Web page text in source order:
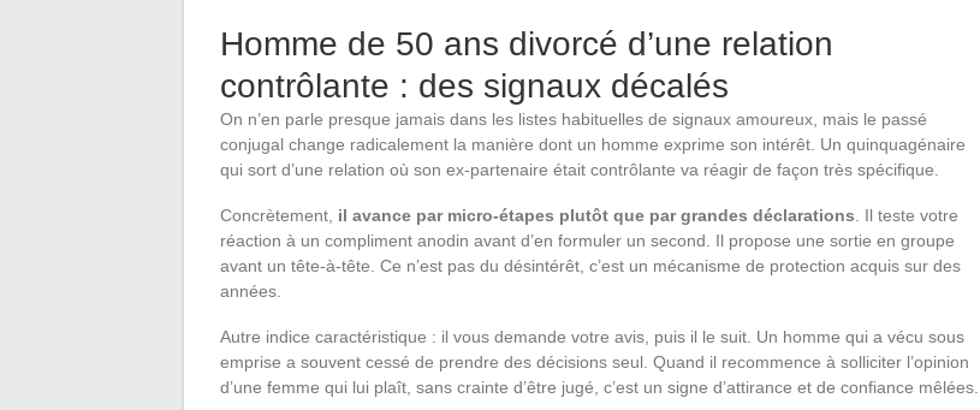
Homme de 50 ans divorcé d’une relation
contrôlante : des signaux décalés
On n’en parle presque jamais dans les listes habituelles de signaux amoureux, mais le passé
conjugal change radicalement la manière dont un homme exprime son intérêt. Un quinquagénaire
qui sort d’une relation où son ex-partenaire était contrôlante va réagir de façon très spécifique.
Concrètement, il avance par micro-étapes plutôt que par grandes déclarations . Il teste votre
réaction à un compliment anodin avant d’en formuler un second. Il propose une sortie en groupe
avant un tête-à-tête. Ce n’est pas du désintérêt, c’est un mécanisme de protection acquis sur des
années.
Autre indice caractéristique : il vous demande votre avis, puis il le suit. Un homme qui a vécu sous
emprise a souvent cessé de prendre des décisions seul. Quand il recommence à solliciter l’opinion
d’une femme qui lui plaît, sans crainte d’être jugé, c’est un signe d’attirance et de confiance mêlées.